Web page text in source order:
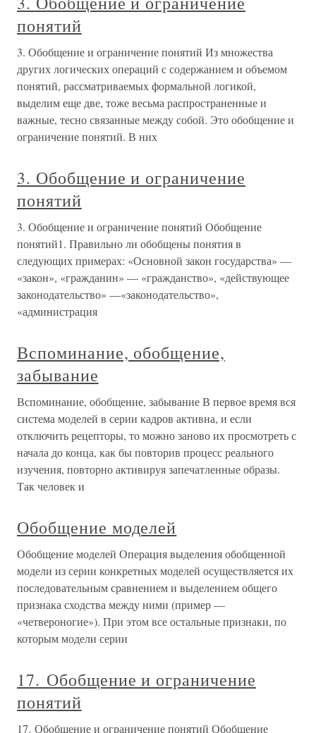
понятий
3. Обобщение и ограничение понятий Из множества
других логических операций с содержанием и объемом
понятий, рассматриваемых формальной логикой,
выделим еще две, тоже весьма распространенные и
важные, тесно связанные между собой. Это обобщение и
ограничение понятий. В них
3. Обобщение и ограничение
понятий
3. Обобщение и ограничение понятий Обобщение
понятий1. Правильно ли обобщены понятия в
следующих примерах: «Основной закон государства» —
«закон», «гражданин» — «гражданство», «действующее
законодательство» —«законодательство»,
«администрация
Вспоминание, обобщение,
забывание
Вспоминание, обобщение, забывание В первое время вся
система моделей в серии кадров активна, и если
отключить рецепторы, то можно заново их просмотреть с
начала до конца, как бы повторив процесс реального
изучения, повторно активируя запечатленные образы.
Так человек и
Обобщение моделей
Обобщение моделей Операция выделения обобщенной
модели из серии конкретных моделей осуществляется их
последовательным сравнением и выделением общего
признака сходства между ними (пример —
«четвероногие»). При этом все остальные признаки, по
которым модели серии
17. Обобщение и ограничение
понятий
17. Обобщение и ограничение понятий Обобщение